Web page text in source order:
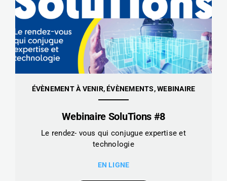
ÉVÈNEMENT À VENIR, ÉVÈNEMENTS, WEBINAIRE
Webinaire SoluTions #8
Le rendez- vous qui conjugue expertise et
technologie
EN LIGNE